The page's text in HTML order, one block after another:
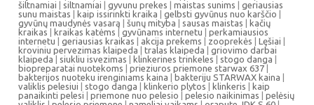
šiltnamiai | siltnamiai | gyvunu prekes | maistas sunims | geriausias
sunu maistas | kaip issirinkti kraika | gelbsti gyvūnus nuo karščio |
gyvūnų maudynės vasarą | šunų mityba | sausas maistas | kačių
kraikas | kraikas katėms | gyvūnams internetu | perkamiausios
internetu | geriausias kraikas | akcija prekems | zooprekės | Lęšiai |
kroviniu pervezimas klaipeda | tralas klaipeda | griovimo darbai
klaipeda | siukliu isvezimas | klinkerines trinkeles | stogo danga |
biopreparatai nuotekoms | prieziuros priemone starwax 637 |
bakterijos nuoteku irenginiams kaina | bakteriju STARWAX kaina |
valiklis pelesiui | stogo danga | klinkerio plytos | klinkeris | kaip
panaikinti pelesi | priemone nuo pelesio | pelesio naikinimas | pelėsių